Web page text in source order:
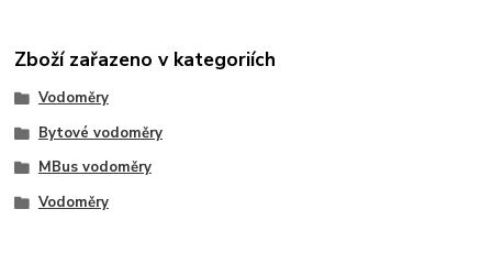
Zboží zařazeno v kategoriích
Vodoměry
Bytové vodoměry
MBus vodoměry
Vodoměry